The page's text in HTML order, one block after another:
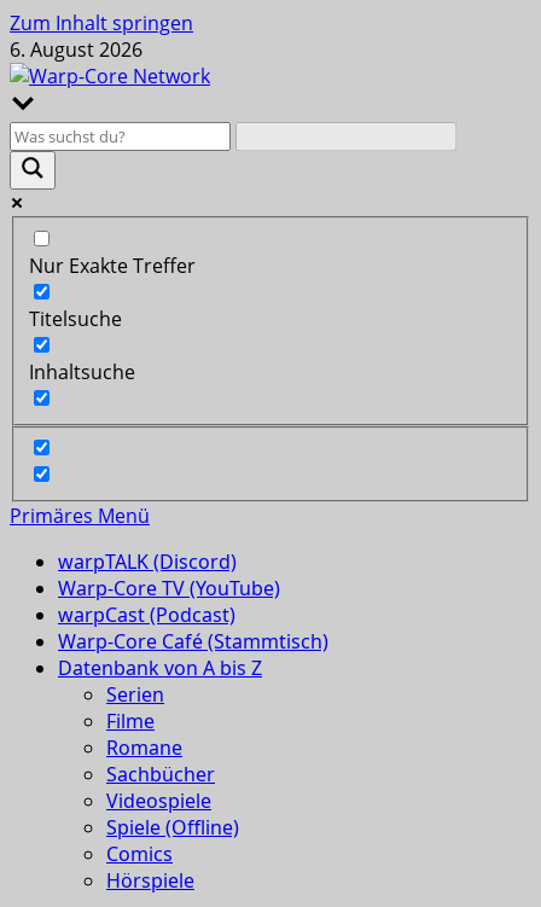
Zum Inhalt springen
6. August 2026
Nur Exakte Treffer
Titelsuche
Inhaltsuche
Primäres Menü
warpTALK (Discord)
Warp-Core TV (YouTube)
warpCast (Podcast)
Warp-Core Café (Stammtisch)
Datenbank von A bis Z
Serien
Filme
Romane
Sachbücher
Videospiele
Spiele (Offline)
Comics
Hörspiele